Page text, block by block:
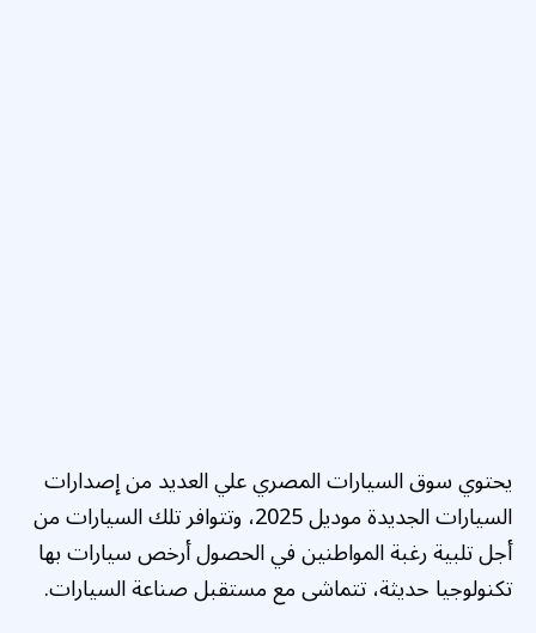
يحتوي سوق السيارات المصري علي العديد من إصدارات
السيارات الجديدة موديل 2025، وتتوافر تلك السيارات من
أجل تلبية رغبة المواطنين في الحصول أرخص سيارات بها
تكنولوجيا حديثة، تتماشى مع مستقبل صناعة السيارات.